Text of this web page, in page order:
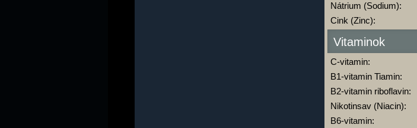
Nátrium (Sodium):
Cink (Zinc):
Vitaminok
C-vitamin:
B1-vitamin Tiamin:
B2-vitamin riboflavin:
Nikotinsav (Niacin):
B6-vitamin: